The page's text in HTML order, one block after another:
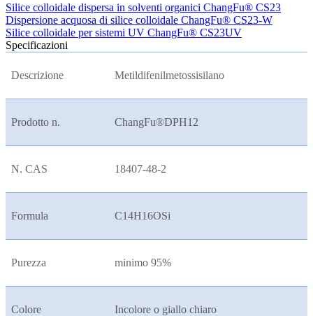
Silice colloidale dispersa in solventi organici ChangFu® CS23
Dispersione acquosa di silice colloidale ChangFu® CS23-W
Silice colloidale per sistemi UV ChangFu® CS23UV
Specificazioni
Descrizione Metildifenilmetossisilano
Prodotto n. ChangFu®DPH12
N. CAS 18407-48-2
Formula C14H16OSi
Purezza minimo 95%
Colore Incolore o giallo chiaro